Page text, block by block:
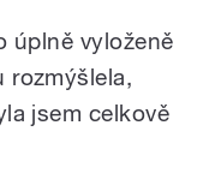
úplně vyloženě
rozmýšlela,
jsem celkově